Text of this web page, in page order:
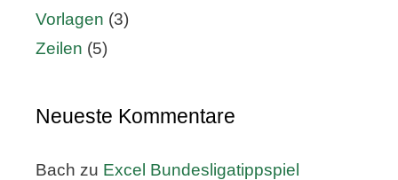
Vorlagen (3)
Zeilen (5)
Neueste Kommentare
Bach zu Excel Bundesligatippspiel